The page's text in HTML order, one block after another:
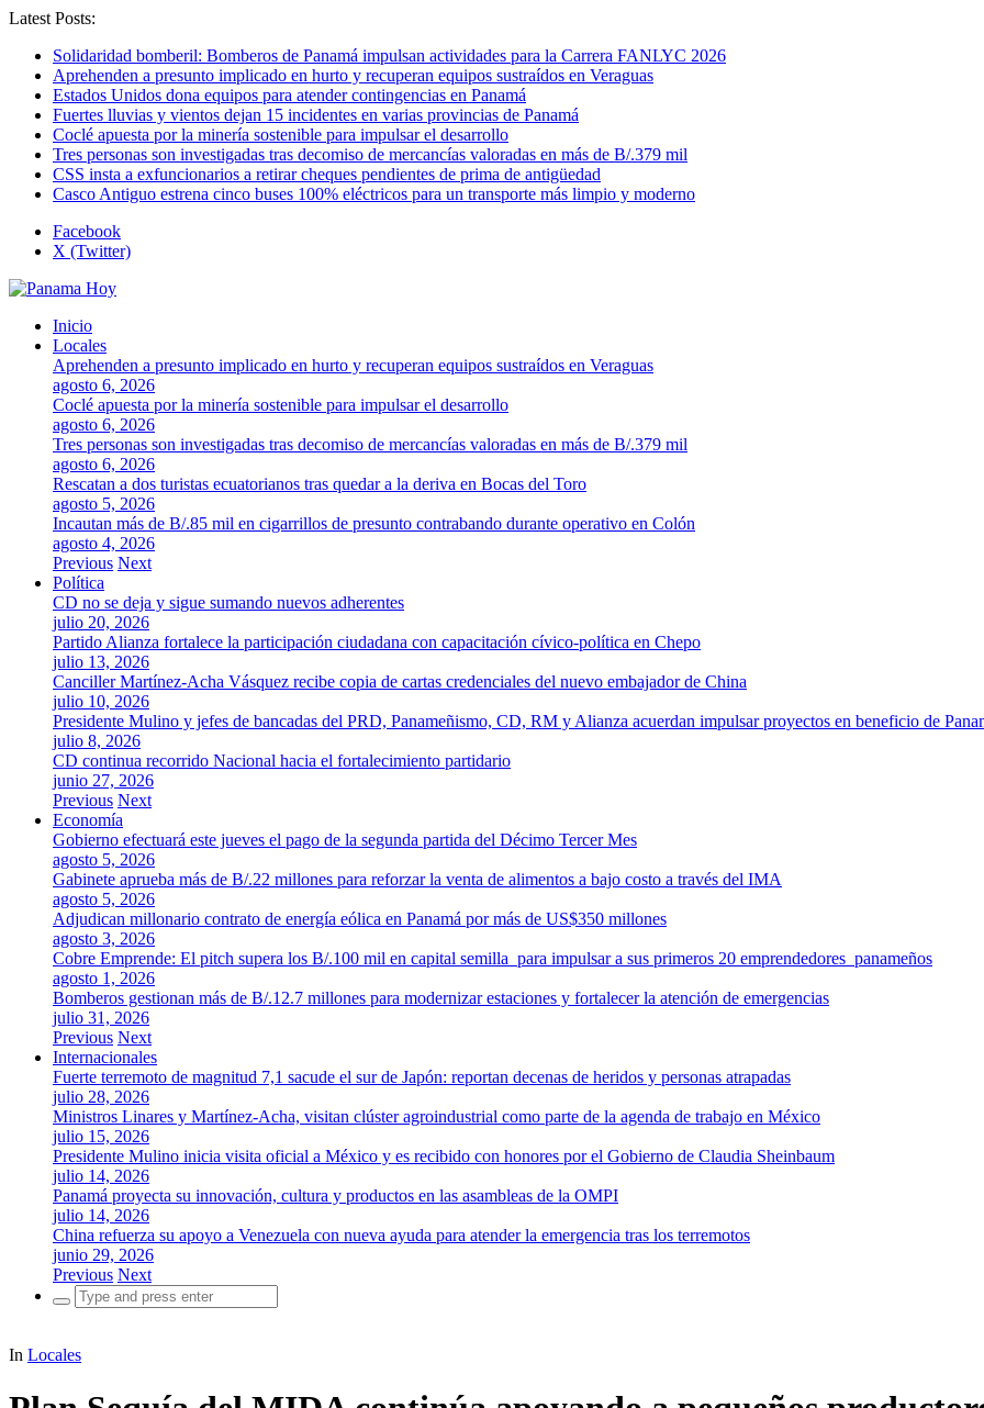
Latest Posts:
Solidaridad bomberil: Bomberos de Panamá impulsan actividades para la Carrera FANLYC 2026
Aprehenden a presunto implicado en hurto y recuperan equipos sustraídos en Veraguas
Estados Unidos dona equipos para atender contingencias en Panamá
Fuertes lluvias y vientos dejan 15 incidentes en varias provincias de Panamá
Coclé apuesta por la minería sostenible para impulsar el desarrollo
Tres personas son investigadas tras decomiso de mercancías valoradas en más de B/.379 mil
CSS insta a exfuncionarios a retirar cheques pendientes de prima de antigüedad
Casco Antiguo estrena cinco buses 100% eléctricos para un transporte más limpio y moderno
Facebook
X (Twitter)
Inicio
Locales
Aprehenden a presunto implicado en hurto y recuperan equipos sustraídos en Veraguas
agosto 6, 2026
Coclé apuesta por la minería sostenible para impulsar el desarrollo
agosto 6, 2026
Tres personas son investigadas tras decomiso de mercancías valoradas en más de B/.379 mil
agosto 6, 2026
Rescatan a dos turistas ecuatorianos tras quedar a la deriva en Bocas del Toro
agosto 5, 2026
Incautan más de B/.85 mil en cigarrillos de presunto contrabando durante operativo en Colón
agosto 4, 2026
Previous Next
Política
CD no se deja y sigue sumando nuevos adherentes
julio 20, 2026
Partido Alianza fortalece la participación ciudadana con capacitación cívico-política en Chepo
julio 13, 2026
Canciller Martínez-Acha Vásquez recibe copia de cartas credenciales del nuevo embajador de China
julio 10, 2026
Presidente Mulino y jefes de bancadas del PRD, Panameñismo, CD, RM y Alianza acuerdan impulsar proyectos en beneficio de
julio 8, 2026
CD continua recorrido Nacional hacia el fortalecimiento partidario
junio 27, 2026
Previous Next
Economía
Gobierno efectuará este jueves el pago de la segunda partida del Décimo Tercer Mes
agosto 5, 2026
Gabinete aprueba más de B/.22 millones para reforzar la venta de alimentos a bajo costo a través del IMA
agosto 5, 2026
Adjudican millonario contrato de energía eólica en Panamá por más de US$350 millones
agosto 3, 2026
Cobre Emprende: El pitch supera los B/.100 mil en capital semilla para impulsar a sus primeros 20 emprendedores panameños
agosto 1, 2026
Bomberos gestionan más de B/.12.7 millones para modernizar estaciones y fortalecer la atención de emergencias
julio 31, 2026
Previous Next
Internacionales
Fuerte terremoto de magnitud 7,1 sacude el sur de Japón: reportan decenas de heridos y personas atrapadas
julio 28, 2026
Ministros Linares y Martínez-Acha, visitan clúster agroindustrial como parte de la agenda de trabajo en México
julio 15, 2026
Presidente Mulino inicia visita oficial a México y es recibido con honores por el Gobierno de Claudia Sheinbaum
julio 14, 2026
Panamá proyecta su innovación, cultura y productos en las asambleas de la OMPI
julio 14, 2026
China refuerza su apoyo a Venezuela con nueva ayuda para atender la emergencia tras los terremotos
junio 29, 2026
Previous Next
Search
for:
In Locales